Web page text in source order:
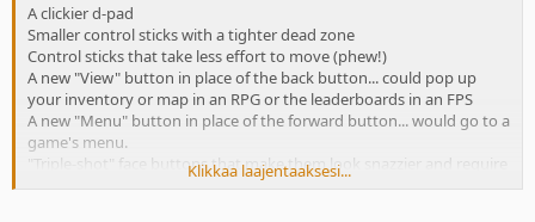
A clickier d-pad
Smaller control sticks with a tighter dead zone
Control sticks that take less effort to move (phew!)
A new "View" button in place of the back button... could pop up
your inventory or map in an RPG or the leaderboards in an FPS
A new "Menu" button in place of the forward button... would go to a
game's menu.
"Triple-shot" face buttons that make them look snazzier and require
Klikkaa laajentaaksesi...